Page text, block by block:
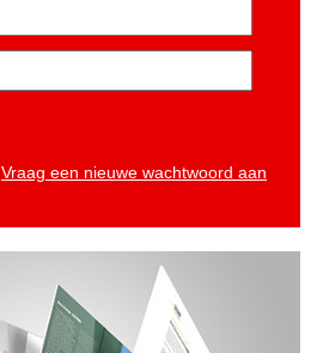
Vraag een nieuwe wachtwoord aan